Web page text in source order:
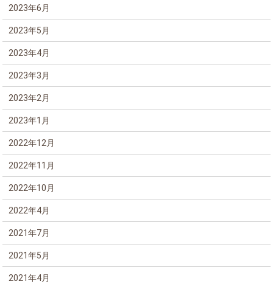
2023年6月
2023年5月
2023年4月
2023年3月
2023年2月
2023年1月
2022年12月
2022年11月
2022年10月
2022年4月
2021年7月
2021年5月
2021年4月